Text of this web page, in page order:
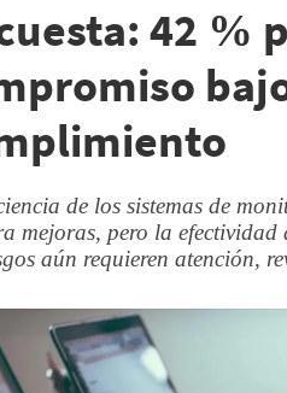
42 %
de los sistemas de
mejoras, pero la
aún requieren atención,